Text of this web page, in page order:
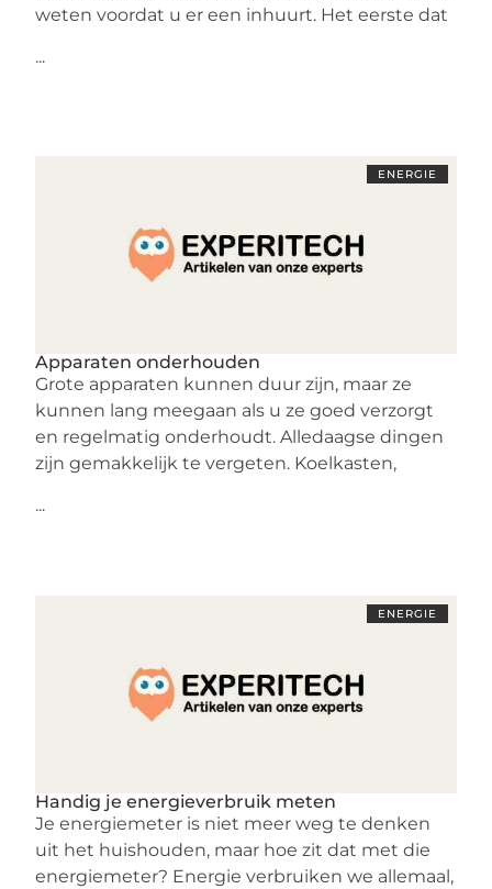
weten voordat u er een inhuurt. Het eerste dat
...
ENERGIE
Apparaten onderhouden
Grote apparaten kunnen duur zijn, maar ze
kunnen lang meegaan als u ze goed verzorgt
en regelmatig onderhoudt. Alledaagse dingen
zijn gemakkelijk te vergeten. Koelkasten,
...
ENERGIE
Handig je energieverbruik meten
Je energiemeter is niet meer weg te denken
uit het huishouden, maar hoe zit dat met die
energiemeter? Energie verbruiken we allemaal,